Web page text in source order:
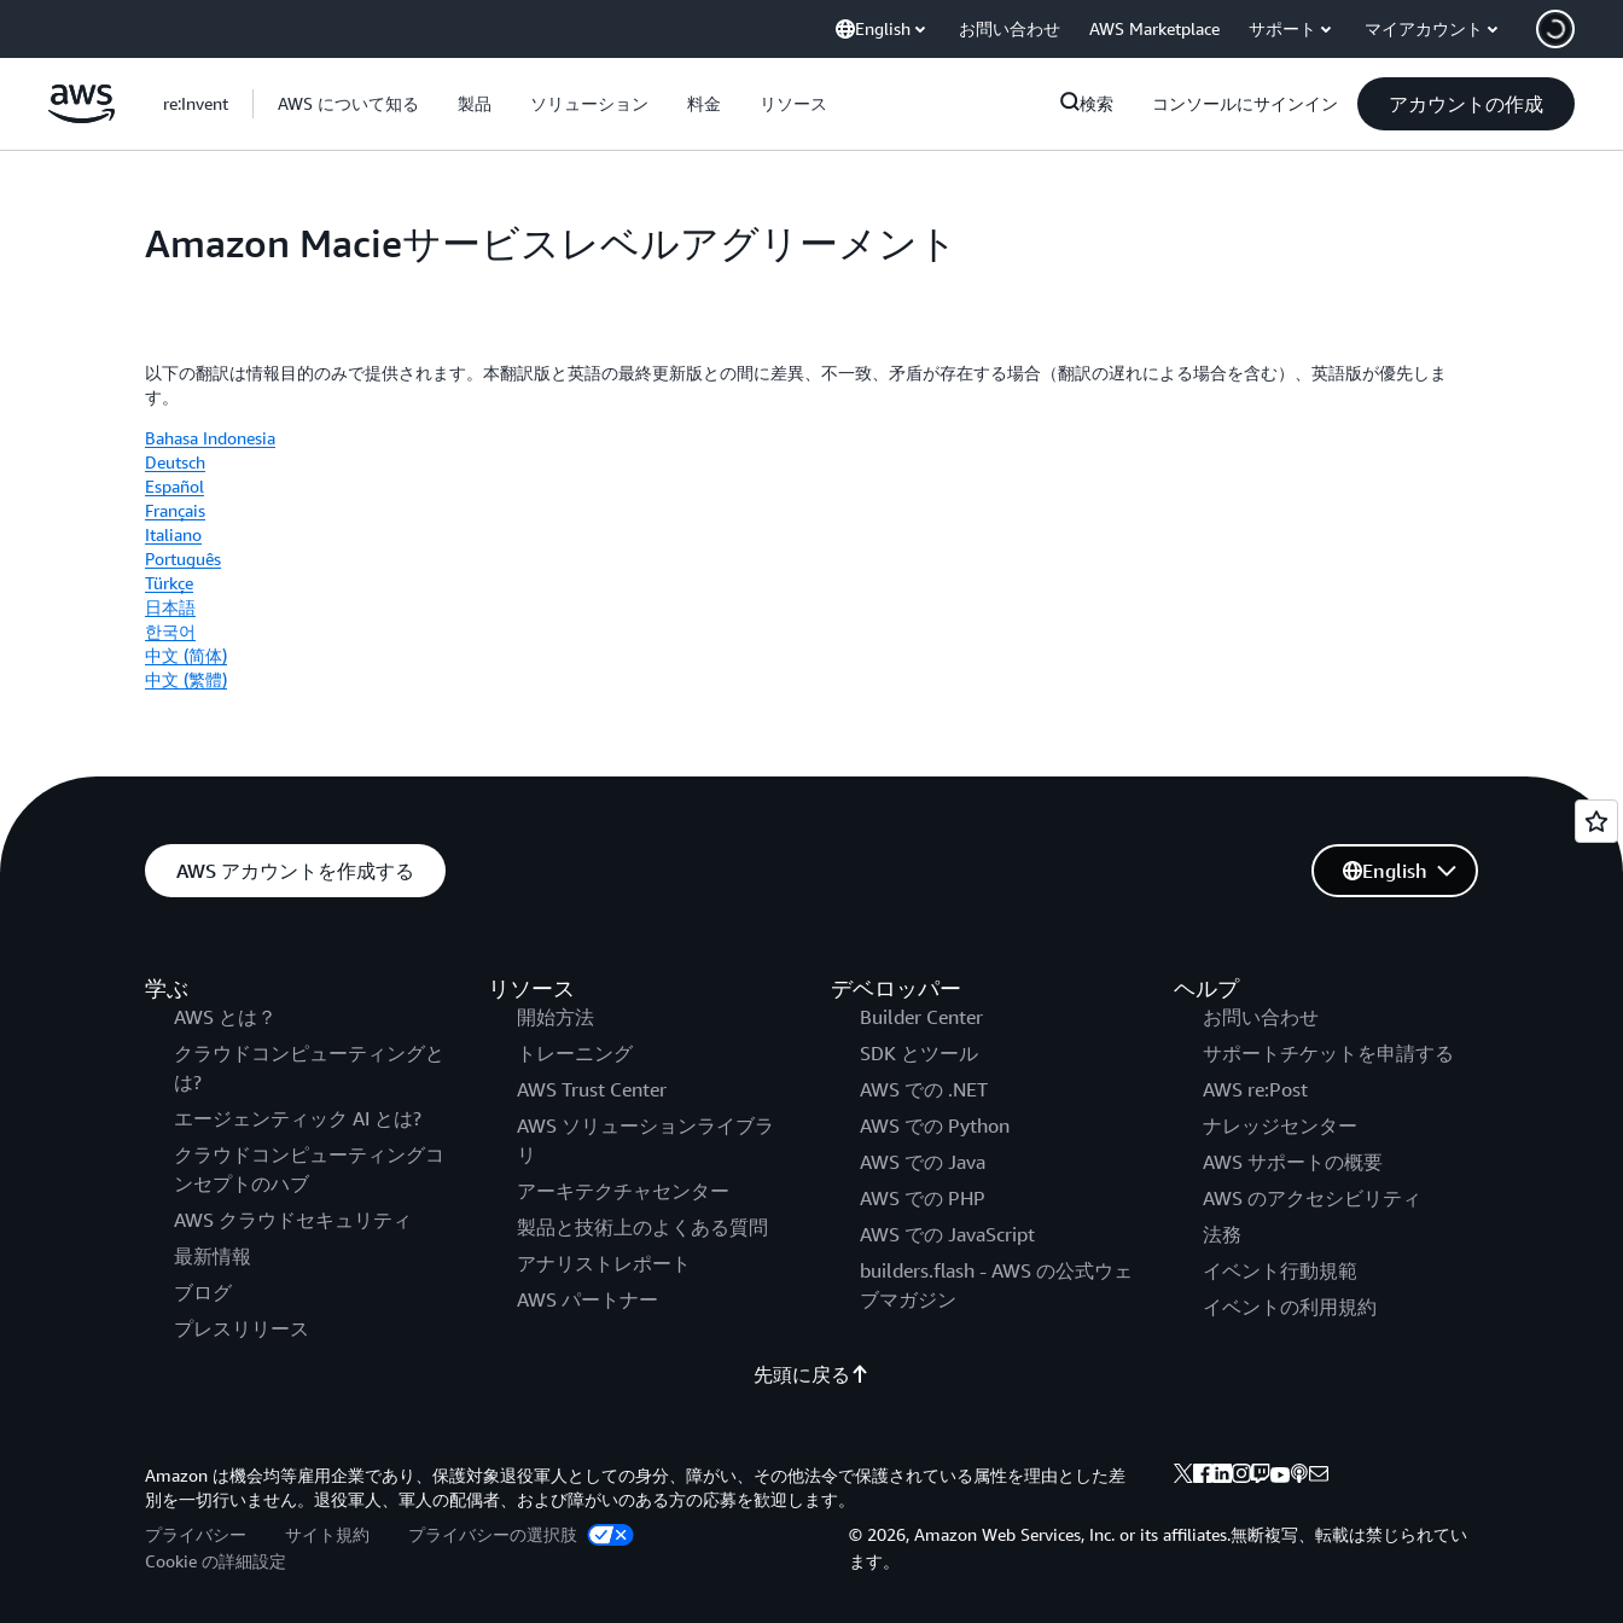
English お問い合わせ AWS Marketplace サポート マイアカウント
re:Invent AWS について知る 製品 ソリューション 料金 リソース 検索 コンソールにサインイン アカウントの作成
Amazon Macieサービスレベルアグリーメント
以下の翻訳は情報目的のみで提供されます。本翻訳版と英語の最終更新版との間に差異、不一致、矛盾が存在する場合（翻訳の遅れによる場合を含む）、英語版が優先しま
す。
Bahasa Indonesia
Deutsch
Español
Français
Italiano
Português
Türkçe
日本語
한국어
中文 (简体)
中文 (繁體)
AWS アカウントを作成する
学ぶ
AWS とは？
クラウドコンピューティングと
は?
エージェンティック AI とは?
クラウドコンピューティングコ
ンセプトのハブ
AWS クラウドセキュリティ
最新情報
ブログ
プレスリリース
リソース
開始方法
トレーニング
AWS Trust Center
AWS ソリューションライブラ
リ
アーキテクチャセンター
製品と技術上のよくある質問
アナリストレポート
AWS パートナー
デベロッパー
Builder Center
SDK とツール
AWS での .NET
AWS での Python
AWS での Java
AWS での PHP
AWS での JavaScript
builders.flash - AWS の公式ウェ
ブマガジン
ヘルプ
お問い合わせ
サポートチケットを申請する
AWS re:Post
ナレッジセンター
AWS サポートの概要
AWS のアクセシビリティ
法務
イベント行動規範
イベントの利用規約
English
先頭に戻る
Amazon は機会均等雇用企業であり、保護対象退役軍人としての身分、障がい、その他法令で保護されている属性を理由とした差
別を一切行いません。退役軍人、軍人の配偶者、および障がいのある方の応募を歓迎します。
プライバシー
サイト規約
プライバシーの選択肢
Cookie の詳細設定
© 2026, Amazon Web Services, Inc. or its affiliates.無断複写、転載は禁じられてい
ます。